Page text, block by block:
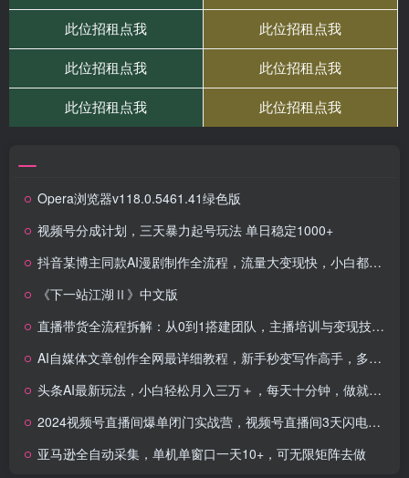
Opera浏览器v118.0.5461.41绿色版
视频号分成计划，三天暴力起号玩法 单日稳定1000+
抖音某博主同款AI漫剧制作全流程，流量大变现快，小白都可以用Sora2轻松制片了，月入1W+
《下一站江湖Ⅱ》中文版
直播带货全流程拆解：从0到1搭建团队，主播培训与变现技巧精讲
AI自媒体文章创作全网最详细教程，新手秒变写作高手，多方位发展
头条AI最新玩法，小白轻松月入三万＋，每天十分钟，做就有收益
2024视频号直播间爆单闭门实战营，视频号直播间3天闪电实战课
亚马逊全自动采集，单机单窗口一天10+，可无限矩阵去做